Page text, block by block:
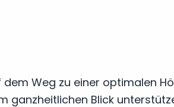
Weg zu einer optimalen
ganzheitlichen Blick